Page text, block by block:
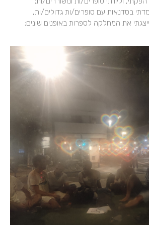
בסדנאות עם סופרים/ות גדולים/ות,
את המחלקה לספרות באופנים שונים;